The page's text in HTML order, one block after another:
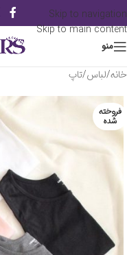
Skip to navigation
Skip to main content
منو
خانه/لباس/تاپ
فروخته
شده